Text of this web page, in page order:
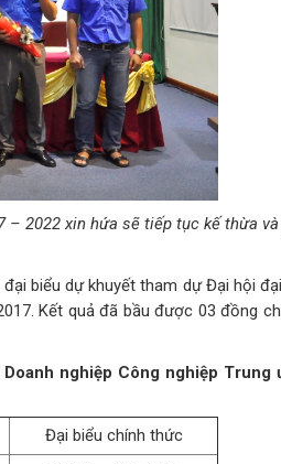
2022 xin hứa sẽ tiếp tục kế thừa
biểu dự khuyết tham dự Đại hội
Kết quả đã bầu được 03 đồng
nghiệp Công nghiệp Trung
Đại biểu chính thức